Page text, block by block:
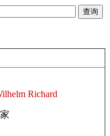
Richard